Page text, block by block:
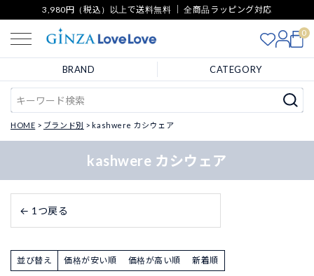
3,980円（税込）以上で送料無料 ｜ 全商品ラッピング対応
0
BRAND CATEGORY
HOME ブランド別 kashwere カシウェア
kashwere カシウェア
← 1つ戻る
並び替え 価格が安い順 価格が高い順 新着順